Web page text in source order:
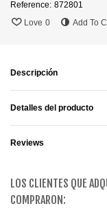
Reference: 872801
Love 0 Add To
Descripción
Detalles del producto
Reviews
LOS CLIENTES QUE
COMPRARON: